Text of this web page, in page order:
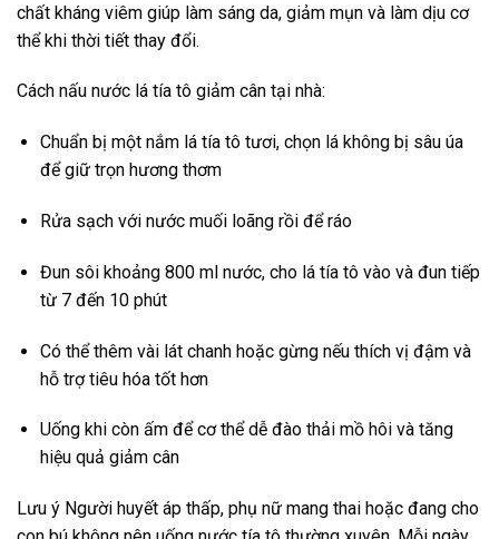
chất kháng viêm giúp làm sáng da, giảm mụn và làm dịu cơ
thể khi thời tiết thay đổi.
Cách nấu nước lá tía tô giảm cân tại nhà:
Chuẩn bị một nắm lá tía tô tươi, chọn lá không bị sâu úa
để giữ trọn hương thơm
Rửa sạch với nước muối loãng rồi để ráo
Đun sôi khoảng 800 ml nước, cho lá tía tô vào và đun tiếp
từ 7 đến 10 phút
Có thể thêm vài lát chanh hoặc gừng nếu thích vị đậm và
hỗ trợ tiêu hóa tốt hơn
Uống khi còn ấm để cơ thể dễ đào thải mồ hôi và tăng
hiệu quả giảm cân
Lưu ý Người huyết áp thấp, phụ nữ mang thai hoặc đang cho